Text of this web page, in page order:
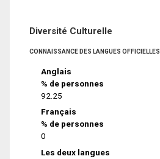
Diversité Culturelle
CONNAISSANCE DES LANGUES OFFICIELLES
Anglais
% de personnes
92.25
Français
% de personnes
0
Les deux langues